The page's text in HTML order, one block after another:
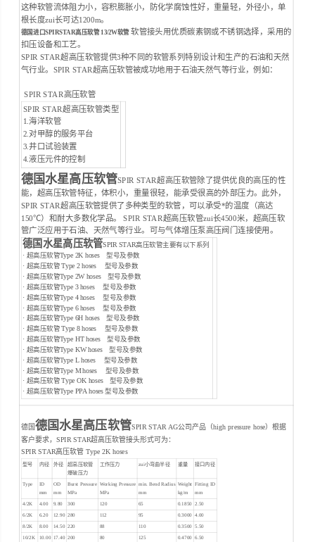
这种软管流体阻力小，容积膨胀小，防化学腐蚀性好，重量轻，外径小，单
根长度zui长可达1200m。
德国进口SPIRSTAR高压软管 13/2W软管 软管接头用优质碳素钢或不锈钢选择，采用的
扣压设备和工艺。
SPIR STAR超高压软管提供3种不同的软管系列特别设计和生产的石油和天然
气行业。SPIR STAR超高压软管被成功地用于石油天然气等行业，例如：
SPIR STAR高压软管
SPIR STAR超高压软管类型
1.海洋软管
2.对甲醇的服务平台
3.井口试验装置
4.液压元件的控制
德国水星高压软管SPIR STAR超高压软管除了提供优良的高压的性
能，超高压软管特征，体积小，重量很轻，能承受很高的外部压力。此外，
SPIR STAR超高压软管提供了多种类型的软管，可以承受*的温度（高达
150℃）和耐大多数化学品。 SPIR STAR超高压软管zui长4500米，超高压软
管广泛应用于石油、天然气等行业。可与气体增压泵高压阀门连接使用。
德国水星高压软管SPIR STAR高压软管主要有以下系列
· 超高压软管Type 2K hoses 型号及参数
· 超高压软管 Type 2 hoses 型号及参数
· 超高压软管Type 2W hoses 型号及参数
· 超高压软管Type 3 hoses 型号及参数
· 超高压软管Type 4 hoses 型号及参数
· 超高压软管Type 6 hoses 型号及参数
· 超高压软管Type 6H hoses 型号及参数
· 超高压软管 Type 8 hoses 型号及参数
· 超高压软管Type HT hoses 型号及参数
· 超高压软管Type KW hoses 型号及参数
· 超高压软管Type L hoses 型号及参数
· 超高压软管Type M hoses 型号及参数
· 超高压软管 Type OK hoses 型号及参数
· 超高压软管Type PPA hoses 型号及参数
德国德国水星高压软管SPIR STAR AG公司产品（high pressure hose）根据
客户要求，SPIR STAR超高压软管接头形式可为：
SPIR STAR高压软管 Type 2K hoses
型号 内径 外径
超高压软管
爆破压力
工作压力 zui小弯曲半径 重量 接口内径
Type
ID
mm
OD
mm
Burst Pressure
MPa
Working Pressure
MPa
min. Bend Radius
mm
Weight
kg/m
Fitting ID
mm
4/2K 4.00 9.80 300 120 65 0.1850 2.50
6/2K 6.20 12.90 280 112 95 0.3000 4.00
8/2K 8.00 14.50 220 88 110 0.3500 5.50
10/2K 10.00 17.40 200 80 125 0.4700 6.50